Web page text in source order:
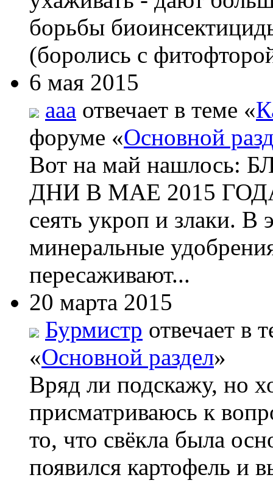
борьбы
(боролись с
6 мая 2015
aaa отвечает в теме «
форуме «Основной
Вот на май
ДНИ В МАЕ 2015 ГОДА
сеять укроп и злаки. В
минеральные
пересаживают...
20 марта 2015
Бурмистр отвечает в
«Основной раздел»
Вряд ли подскажу, но
присматриваюсь к
то, что свёкла была
появился картофель и